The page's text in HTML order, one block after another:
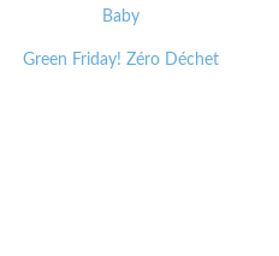
Baby
Green Friday! Zéro Déchet